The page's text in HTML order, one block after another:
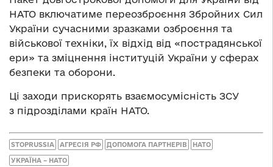
НАТО включатиме переозброєння Збройних Cил
України сучасними зразками озброєння та
військової техніки, їх відхід від «пострадянської
ери» та зміцнення інституцій України у сферах
безпеки та оборони.
Ці заходи прискорять взаємосумісність ЗСУ
з підрозділами країн НАТО.
STOPRUSSIA АГРЕСІЯ РФ ДОПОМОГА ПАРТНЕРІВ НАТО
УКРАЇНА – НАТО